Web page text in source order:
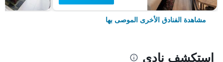
مشاهدة الفنادق الأخرى الموصى بها
استكشف نادي